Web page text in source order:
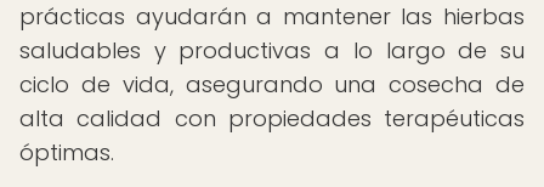
prácticas ayudarán a mantener las hierbas
saludables y productivas a lo largo de su
ciclo de vida, asegurando una cosecha de
alta calidad con propiedades terapéuticas
óptimas.